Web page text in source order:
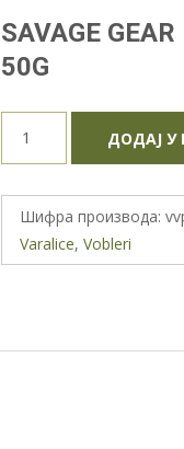
SAVAGE
50G
13CM
50G
-
ДОДАЈ У
Шифра производа:
Varalice,Vobleri